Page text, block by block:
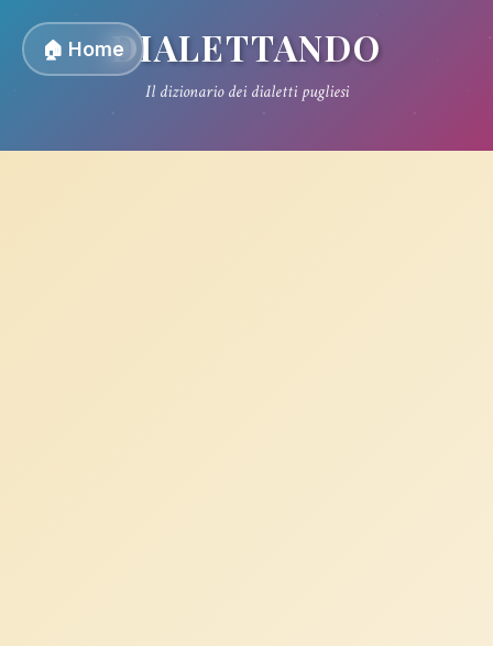
🏠 HomeDIALETTANDO
Il dizionario dei dialetti pugliesi